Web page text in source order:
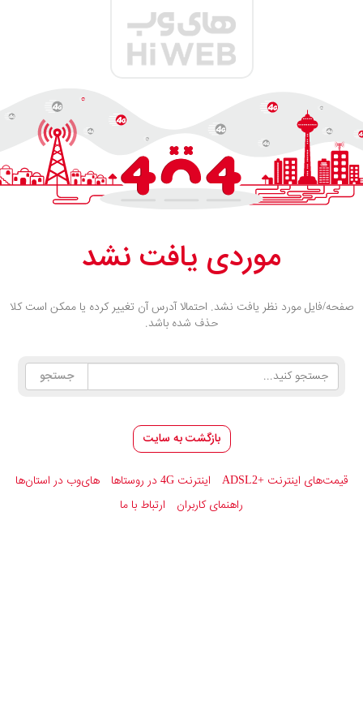
موردی یافت نشد
صفحه/فایل مورد نظر یافت نشد. احتمالا آدرس آن تغییر کرده یا ممکن است کلا
حذف شده باشد.
بازگشت به سایت
قیمت‌های اینترنتADSL2+ اینترنت 4G در روستاها
های‌وب در استان‌ها
راهنمای کاربران
ارتباط با ما